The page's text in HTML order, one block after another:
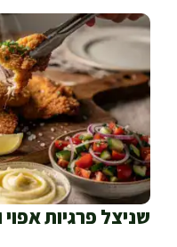
שניצל פרגיות אפוי